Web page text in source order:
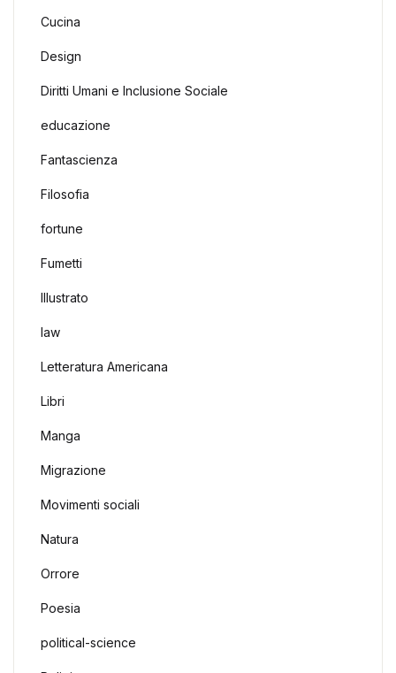
Cucina
Design
Diritti Umani e Inclusione Sociale
educazione
Fantascienza
Filosofia
fortune
Fumetti
Illustrato
law
Letteratura Americana
Libri
Manga
Migrazione
Movimenti sociali
Natura
Orrore
Poesia
political-science